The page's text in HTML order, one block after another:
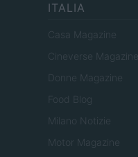
ITALIA
Casa Magazine
Cineverse Magazine
Donne Magazine
Food Blog
Milano Notizie
Motor Magazine